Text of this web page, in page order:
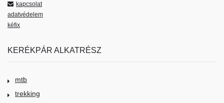
kapcsolat
adatvédelem
kéfix
KERÉKPÁR ALKATRÉSZ
mtb
trekking